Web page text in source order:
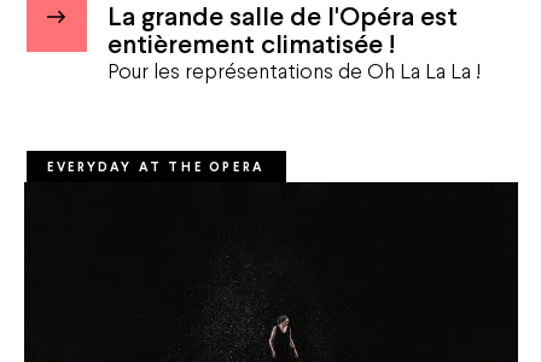
La grande salle de l'Opéra est
entièrement climatisée !
Pour les représentations de Oh La La La !
EVERYDAY AT THE OPERA